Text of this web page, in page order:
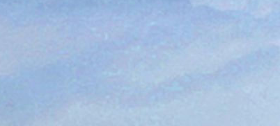
فرم خود را در بزرگترین جشنواره ایمپلنت